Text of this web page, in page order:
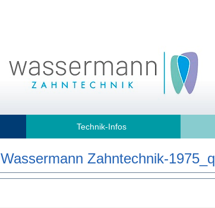
Technik-Infos
Wassermann Zahntechnik-1975_q